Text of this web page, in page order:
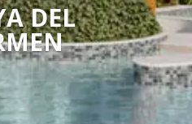
DEL